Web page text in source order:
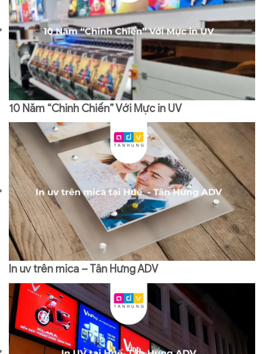
10 Năm “Chinh Chiến” Với Mực in UV
In uv trên mica – Tân Hưng ADV